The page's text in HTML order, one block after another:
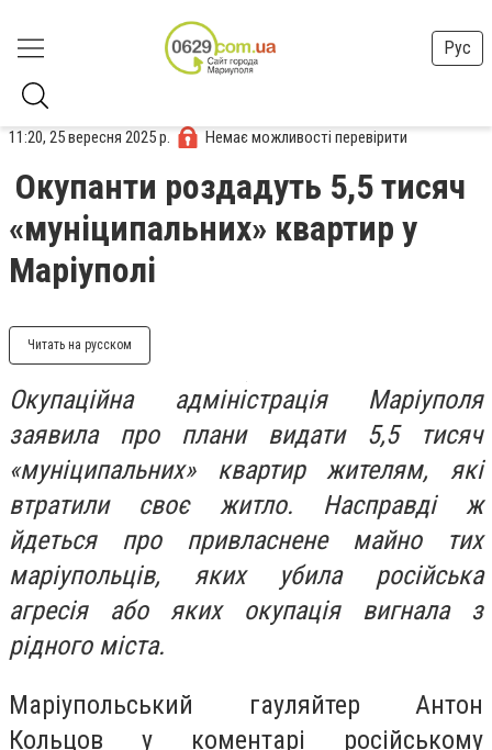
Рус
11:20, 25 вересня 2025 р. Немає можливості перевірити
Окупанти роздадуть 5,5 тисяч
«муніципальних» квартир у
Маріуполі
Читать на русском
Окупаційна адміністрація Маріуполя
заявила про плани видати 5,5 тисяч
«муніципальних» квартир жителям, які
втратили своє житло. Насправді ж
йдеться про привласнене майно тих
маріупольців, яких убила російська
агресія або яких окупація вигнала з
рідного міста.
Маріупольський гауляйтер Антон
Кольцов у коментарі російському